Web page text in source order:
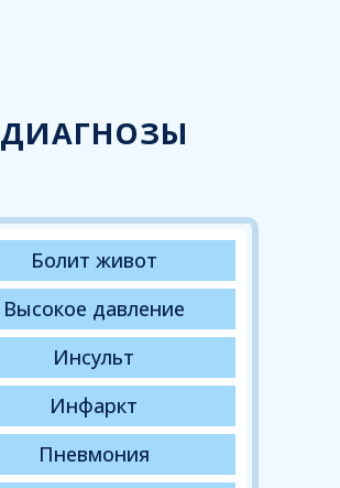
ДИАГНОЗЫ
Болит живот
Высокое давление
Инсульт
Инфаркт
Пневмония